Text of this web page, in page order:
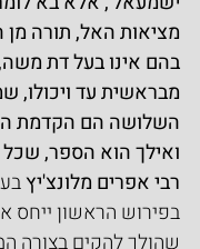
מציאות האל, תורה
בהם אינו בעל דת
מבראשית עד ויכולו,
השלושה הם הקדמת
ואילך הוא הספר,
רבי אפרים מלונצ'יץ
בפירוש הראשון ייחס
שהולך להקים בצורה